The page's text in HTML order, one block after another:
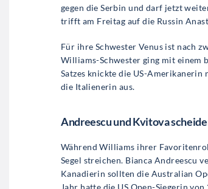
gegen die Serbin und darf jetzt
trifft am Freitag auf die Russin
Für ihre Schwester Venus ist nach
Williams-Schwester ging mit einem
Satzes knickte die US-
die Italienerin aus.
Andreescu und Kvitova
Während Williams ihrer
Segel streichen. Bianca Andreescu
Kanadierin sollten die Australian
Jahr hatte die US Open-Siegerin